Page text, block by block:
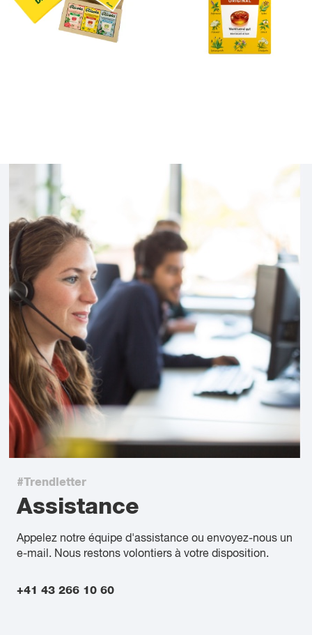
#Trendletter
Assistance
Appelez notre équipe d'assistance ou envoyez-nous un
e-mail. Nous restons volontiers à votre disposition.
+41 43 266 10 60